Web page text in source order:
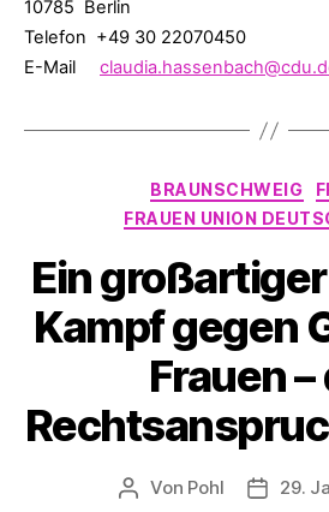
10785 Berlin
Telefon +49 30 22070450
E-Mail
BRAUNSCHWEIG
FRAUEN UNION
Ein
Kampf gegen
Frauen –
Beitragsautor
Von Pohl
29.